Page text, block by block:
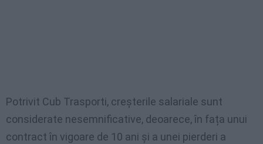
Potrivit Cub Trasporti, creșterile salariale sunt
considerate nesemnificative, deoarece, în fața unui
contract în vigoare de 10 ani și a unei pierderi a